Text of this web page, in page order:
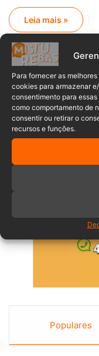
Para fornecer as
cookies para armazenar
consentimento para
como comportamento de
consentir ou retirar o
recursos e funções.
Leia mais »
Anuncia – Lateral
Populares